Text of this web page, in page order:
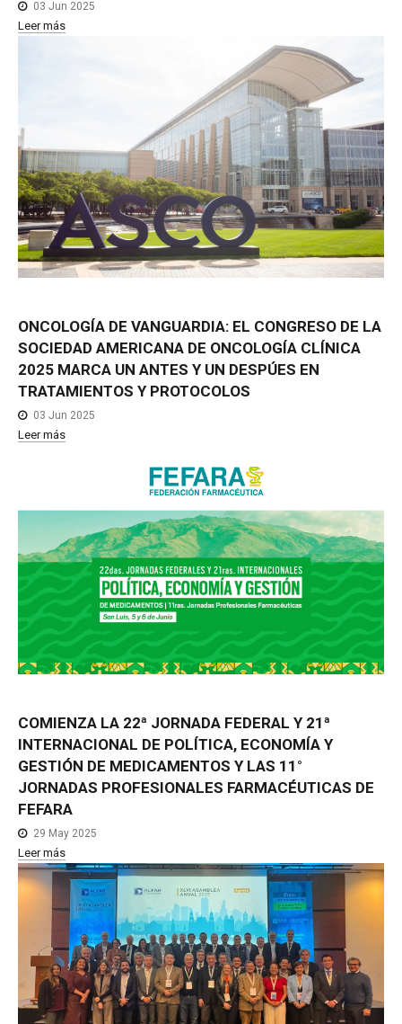
03 Jun 2025
Leer más
ONCOLOGÍA DE VANGUARDIA: EL CONGRESO DE LA
SOCIEDAD AMERICANA DE ONCOLOGÍA CLÍNICA
2025 MARCA UN ANTES Y UN DESPÚES EN
TRATAMIENTOS Y PROTOCOLOS
03 Jun 2025
Leer más
COMIENZA LA 22ª JORNADA FEDERAL Y 21ª
INTERNACIONAL DE POLÍTICA, ECONOMÍA Y
GESTIÓN DE MEDICAMENTOS Y LAS 11°
JORNADAS PROFESIONALES FARMACÉUTICAS DE
FEFARA
29 May 2025
Leer más